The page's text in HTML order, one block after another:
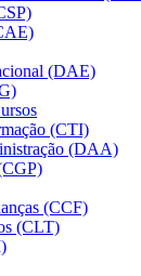
(DAE)
(CTI)
(DAA)
(CCF)
(CLT)